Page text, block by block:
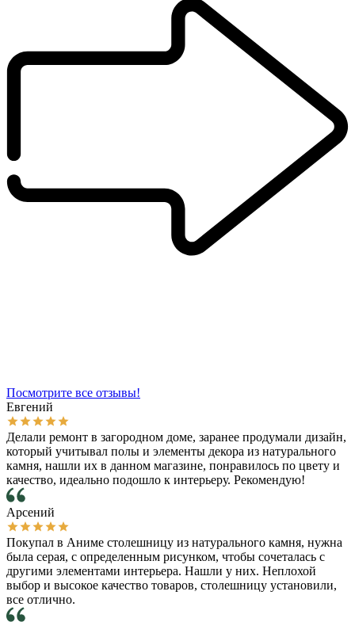
Посмотрите все отзывы!
Евгений
Делали ремонт в загородном доме, заранее продумали дизайн,
который учитывал полы и элементы декора из натурального
камня, нашли их в данном магазине, понравилось по цвету и
качество, идеально подошло к интерьеру. Рекомендую!
Арсений
Покупал в Аниме столешницу из натурального камня, нужна
была серая, с определенным рисунком, чтобы сочеталась с
другими элементами интерьера. Нашли у них. Неплохой
выбор и высокое качество товаров, столешницу установили,
все отлично.